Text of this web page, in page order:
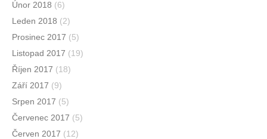
Únor 2018 (6)
Leden 2018 (2)
Prosinec 2017 (5)
Listopad 2017 (19)
Říjen 2017 (18)
Září 2017 (9)
Srpen 2017 (5)
Červenec 2017 (5)
Červen 2017 (12)